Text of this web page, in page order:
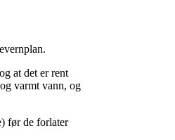
at det er rent
varmt vann, og
før de forlater